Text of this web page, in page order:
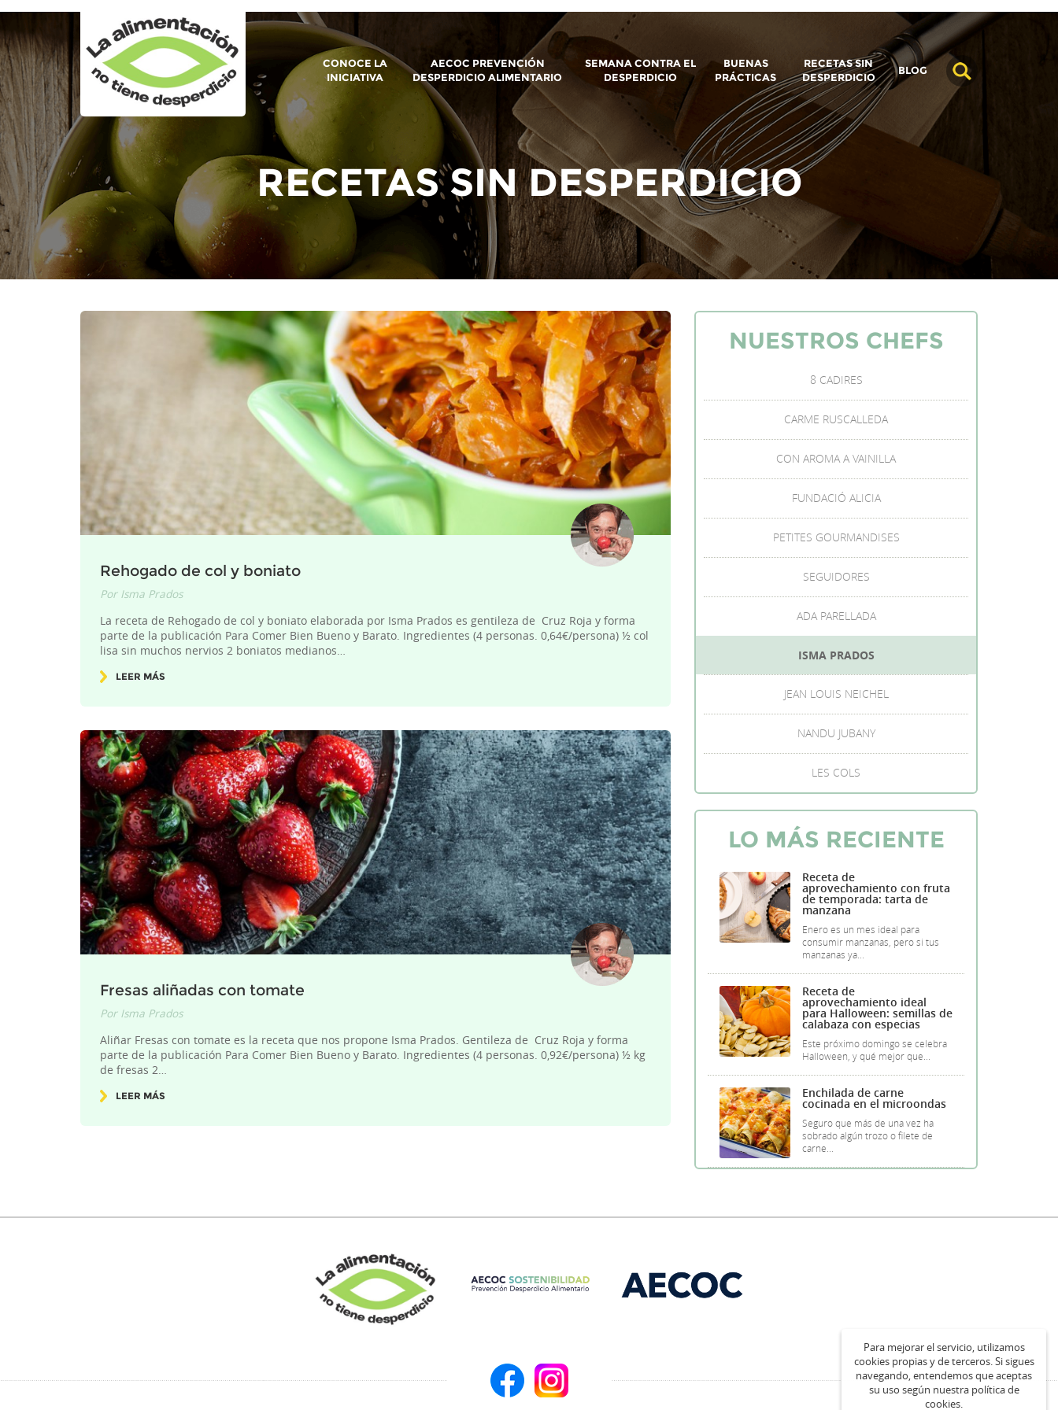
CONOCE LA
INICIATIVA
AECOC PREVENCIÓN
DESPERDICIO ALIMENTARIO
SEMANA CONTRA EL
DESPERDICIO
BUENAS
PRÁCTICAS
RECETAS SIN
DESPERDICIO
BLOG
RECETAS SIN DESPERDICIO
Rehogado de col y boniato
Por Isma Prados
La receta de Rehogado de col y boniato elaborada por Isma Prados es gentileza de Cruz Roja y forma
parte de la publicación Para Comer Bien Bueno y Barato. Ingredientes (4 personas. 0,64€/persona) ½ col
lisa sin muchos nervios 2 boniatos medianos…
LEER MÁS
Fresas aliñadas con tomate
Por Isma Prados
Aliñar Fresas con tomate es la receta que nos propone Isma Prados. Gentileza de Cruz Roja y forma
parte de la publicación Para Comer Bien Bueno y Barato. Ingredientes (4 personas. 0,92€/persona) ½ kg
de fresas 2…
LEER MÁS
NUESTROS CHEFS
8 CADIRES
CARME RUSCALLEDA
CON AROMA A VAINILLA
FUNDACIÓ ALICIA
PETITES GOURMANDISES
SEGUIDORES
ADA PARELLADA
ISMA PRADOS
JEAN LOUIS NEICHEL
NANDU JUBANY
LES COLS
LO MÁS RECIENTE
Receta de
aprovechamiento con fruta
de temporada: tarta de
manzana
Enero es un mes ideal para
consumir manzanas, pero si tus
manzanas ya...
Receta de
aprovechamiento ideal
para Halloween: semillas de
calabaza con especias
Este próximo domingo se celebra
Halloween, y qué mejor que...
Enchilada de carne
cocinada en el microondas
Seguro que más de una vez ha
sobrado algún trozo o filete de
carne...
Para mejorar el servicio, utilizamos
cookies propias y de terceros. Si sigues
navegando, entendemos que aceptas
su uso según nuestra política de
cookies.